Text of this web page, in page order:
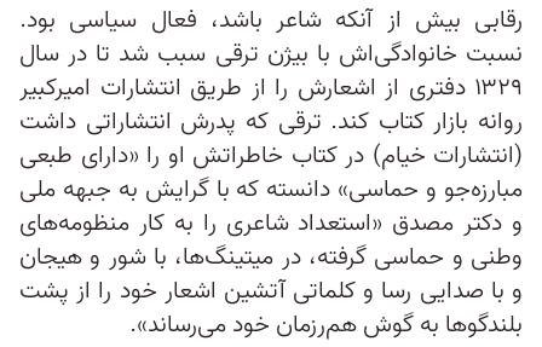
رقابی بیش از آنکه شاعر باشد، فعال سیاسی بود.
نسبت خانوادگی‌اش با بیژن ترقی سبب شد تا در سال‌
۱۳۲۹ دفتری از اشعارش را از طریق انتشارات امیرکبیر
روانه بازار کتاب کند. ترقی که پدرش انتشاراتی داشت
(انتشارات خیام) در کتاب خاطراتش او را «دارای طبعی
مبارزه‌جو و حماسی» دانسته که با گرایش به جبهه ملی
و دکتر مصدق «استعداد شاعری را به کار منظومه‌های
وطنی و حماسی گرفته، در میتینگ‌ها، با شور و هیجان
و با صدایی رسا و کلماتی آتشین اشعار خود را از پشت‌
بلند‌گوها به گوش هم‌رزمان خود می‌رساند».